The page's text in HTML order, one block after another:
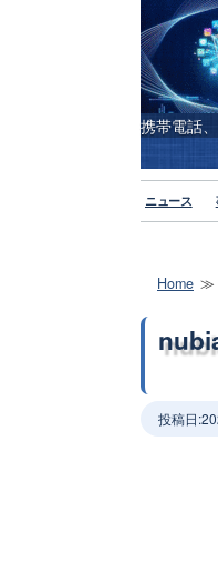
携帯電話
ニュース
Home
投稿日: